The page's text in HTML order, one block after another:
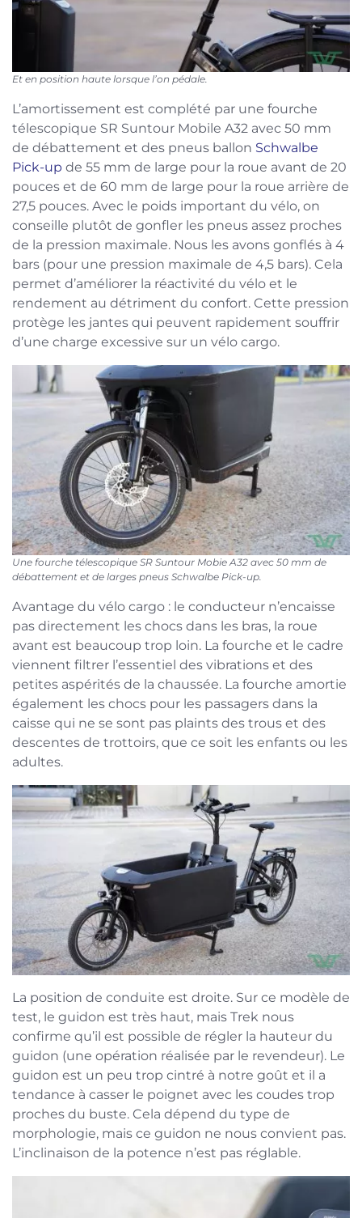
Et en position haute lorsque l’on pédale.
L’amortissement est complété par une fourche
télescopique SR Suntour Mobile A32 avec 50 mm
de débattement et des pneus ballon Schwalbe
Pick-up de 55 mm de large pour la roue avant de 20
pouces et de 60 mm de large pour la roue arrière de
27,5 pouces. Avec le poids important du vélo, on
conseille plutôt de gonfler les pneus assez proches
de la pression maximale. Nous les avons gonflés à 4
bars (pour une pression maximale de 4,5 bars). Cela
permet d’améliorer la réactivité du vélo et le
rendement au détriment du confort. Cette pression
protège les jantes qui peuvent rapidement souffrir
d’une charge excessive sur un vélo cargo.
Une fourche télescopique SR Suntour Mobie A32 avec 50 mm de
débattement et de larges pneus Schwalbe Pick-up.
Avantage du vélo cargo : le conducteur n’encaisse
pas directement les chocs dans les bras, la roue
avant est beaucoup trop loin. La fourche et le cadre
viennent filtrer l’essentiel des vibrations et des
petites aspérités de la chaussée. La fourche amortie
également les chocs pour les passagers dans la
caisse qui ne se sont pas plaints des trous et des
descentes de trottoirs, que ce soit les enfants ou les
adultes.
La position de conduite est droite. Sur ce modèle de
test, le guidon est très haut, mais Trek nous
confirme qu’il est possible de régler la hauteur du
guidon (une opération réalisée par le revendeur). Le
guidon est un peu trop cintré à notre goût et il a
tendance à casser le poignet avec les coudes trop
proches du buste. Cela dépend du type de
morphologie, mais ce guidon ne nous convient pas.
L’inclinaison de la potence n’est pas réglable.